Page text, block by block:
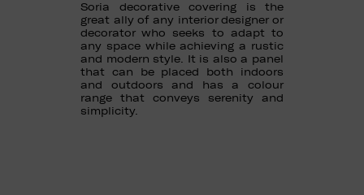
Soria decorative covering is the
great ally of any interior designer or
decorator who seeks to adapt to
any space while achieving a rustic
and modern style. It is also a panel
that can be placed both indoors
and outdoors and has a colour
range that conveys serenity and
simplicity.